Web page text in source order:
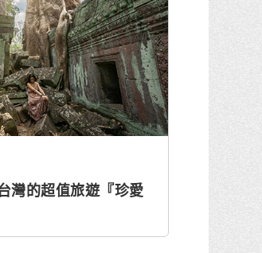
灣的超值旅遊『珍愛